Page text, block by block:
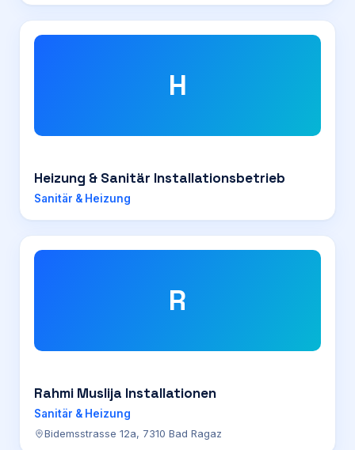
H
Heizung & Sanitär Installationsbetrieb
Sanitär & Heizung
R
Rahmi Muslija Installationen
Sanitär & Heizung
Bidemsstrasse 12a, 7310 Bad Ragaz